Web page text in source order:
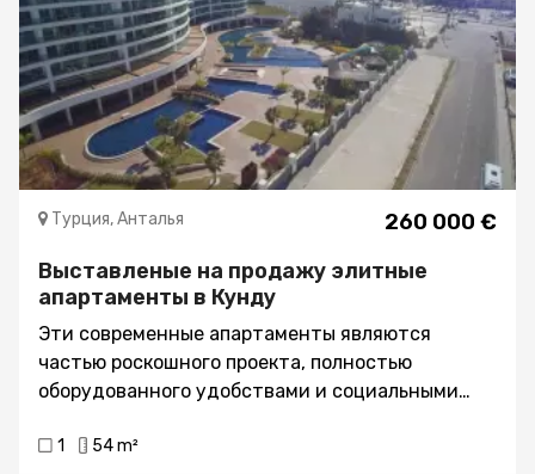
260 000 €
Турция, Анталья
Выставленые на продажу элитные
апартаменты в Кунду
Эти современные апартаменты являются
частью роскошного проекта, полностью
оборудованного удобствами и социальными
и инвесторам в процветающем районе. Для
1 54 m²